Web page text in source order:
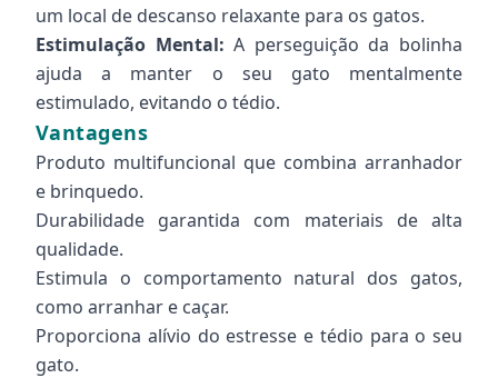
um local de descanso relaxante para os gatos.
Estimulação Mental: A perseguição da bolinha
ajuda a manter o seu gato mentalmente
estimulado, evitando o tédio.
Vantagens
Produto multifuncional que combina arranhador
e brinquedo.
Durabilidade garantida com materiais de alta
qualidade.
Estimula o comportamento natural dos gatos,
como arranhar e caçar.
Proporciona alívio do estresse e tédio para o seu
gato.